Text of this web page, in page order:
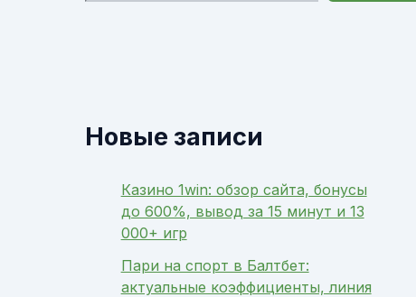
Новые записи
Казино 1win: обзор сайта, бонусы
до 600%, вывод за 15 минут и 13
000+ игр
Пари на спорт в Балтбет:
актуальные коэффициенты, линия